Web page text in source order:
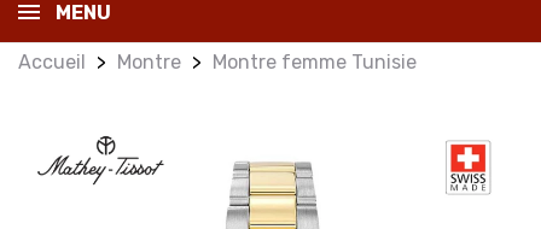
MENU
Accueil Montre Montre femme Tunisie